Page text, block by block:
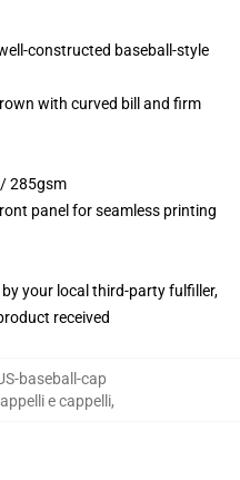
constructed baseball-style
with curved bill and firm
285gsm
panel for seamless printing
your local third-party fulfiller,
received
baseball-cap
e cappelli,